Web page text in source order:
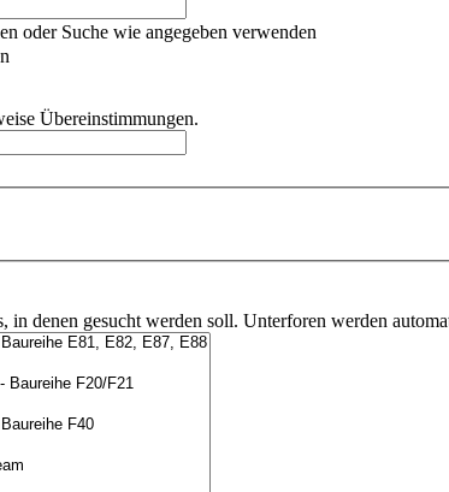
oder Suche wie angegeben verwenden
Übereinstimmungen.
in denen gesucht werden soll. Unterforen werden